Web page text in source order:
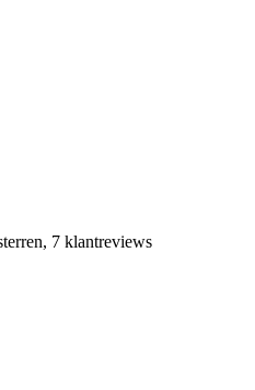
7 klantreviews